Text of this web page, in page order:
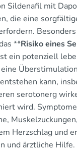
Sildenafil mit
die eine
Besonders
**Risiko eines
ein potenziell
kann,
serotonerg
wird.
Herzschlag und
und ärztliche Hilfe.